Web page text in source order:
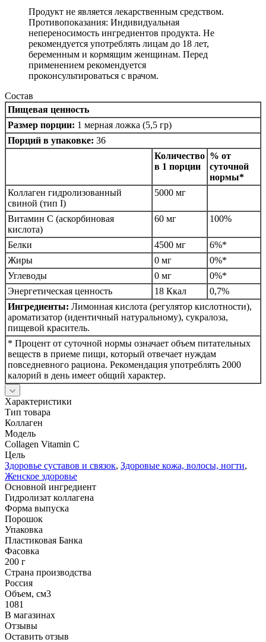
Продукт не является лекарственным средством.
Противопоказания: Индивидуальная
непереносимость ингредиентов продукта. Не
рекомендуется употреблять лицам до 18 лет,
беременным и кормящим женщинам. Перед
применением рекомендуется
проконсультироваться с врачом.
Состав
Пищевая ценность
Размер порции: 1 мерная ложка (5,5 гр)
Порций в упаковке: 36
Количество
в 1 порции
% от
суточной
нормы*
Коллаген гидролизованный
свиной (тип I)
5000 мг
Витамин С (аскорбиновая
кислота)
60 мг 100%
Белки 4500 мг
6%*
Жиры
0 мг
0%*
Углеводы
0 мг
0%*
Энергетическая ценность
18 Ккал
0,7%
Ингредиенты: Лимонная кислота (регулятор кислотности),
ароматизатор (идентичный натуральному), сукралоза,
пищевой краситель.
* Процент от суточной нормы означает объем питательных
веществ в приеме пищи, который отвечает нуждам
повседневного рациона. Рекомендация употреблять 2000
калорий в день имеет общий характер.
Характеристики
Тип товара
Коллаген
Модель
Collagen Vitamin C
Цель
Здоровье суставов и связок, Здоровые кожа, волосы, ногти,
Женское здоровье
Основной ингредиент
Гидролизат коллагена
Форма выпуска
Порошок
Упаковка
Пластиковая Банка
Фасовка
200 г
Страна производства
Россия
Объем, см3
1081
В магазинах
Отзывы
Оставить отзыв